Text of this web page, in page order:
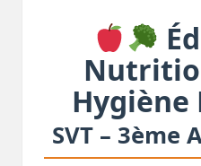
Hygiène
SVT – 3ème